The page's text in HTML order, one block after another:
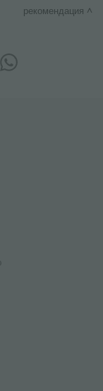
рекомендация